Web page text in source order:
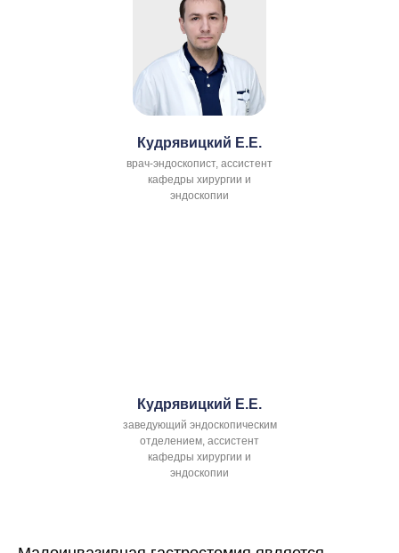
Кудрявицкий Е.Е.
врач-эндоскопист, ассистент
кафедры хирургии и
эндоскопии
Кудрявицкий Е.Е.
заведующий эндоскопическим
отделением, ассистент
кафедры хирургии и
эндоскопии